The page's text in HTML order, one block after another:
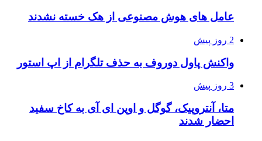
عامل های هوش مصنوعی از هک خسته نشدند
2 روز پیش
واکنش پاول دوروف به حذف تلگرام از اپ استور
3 روز پیش
متا، آنتروپیک، گوگل و اوپن ای آی به کاخ سفید
احضار شدند